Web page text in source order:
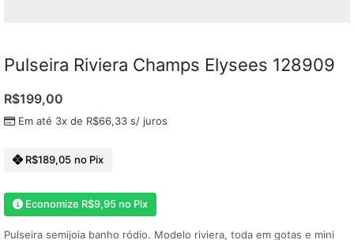
Pulseira Riviera Champs Elysees 128909
R$199,00
Em até 3x de R$66,33 s/ juros
R$189,05 no Pix
Economize R$9,95 no Pix
Pulseira semijoia banho ródio. Modelo riviera, toda em gotas e mini